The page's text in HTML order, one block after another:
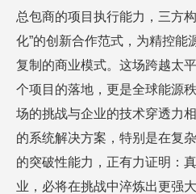
总包商的项目执行能力，三方
化”的创新合作范式，为精控能
复制的商业模式。这场跨越太
个项目的落地，更是全球能源
场的挑战与企业的技术穿透力
的系统解决方案，特别是在复
的突破性能力，正有力证明：
业，必将在挑战中淬炼出更强